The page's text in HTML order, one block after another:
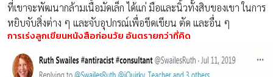
ที่เขาจะพัฒนากล้ามเนื้อมัดเล็ก ได้แก่ มือและนิ้วทั้งสิบของเขา ในการ
หยิบจับสิ่งต่าง ๆ และจับอุปกรณ์เพื่อขีดเขียน ตัด และอื่น ๆ
การเร่งลูกเขียนหนังสือก่อนวัย อันตรายกว่าที่คิด